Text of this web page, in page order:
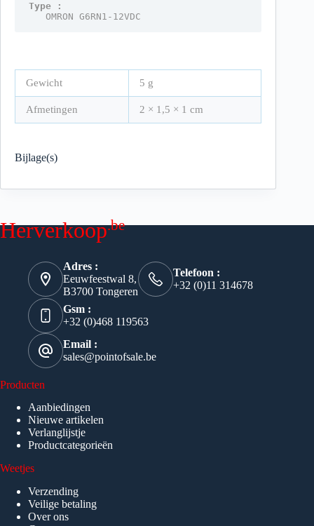
Type :
   OMRON G6RN1-12VDC
Gewicht 5 g
Afmetingen 2 × 1,5 × 1 cm
Bijlage(s)
Herverkoop.be
Adres :
Eeuwfeestwal 8,
B3700 Tongeren
Telefoon :
+32 (0)11 314678
Gsm :
+32 (0)468 119563
Email :
sales@pointofsale.be
Producten
Aanbiedingen
Nieuwe artikelen
Verlanglijstje
Productcategorieën
Weetjes
Verzending
Veilige betaling
Over ons